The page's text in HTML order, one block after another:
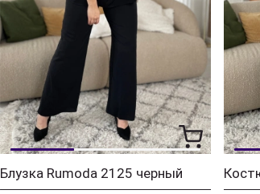
Блузка Rumoda 2125 черный